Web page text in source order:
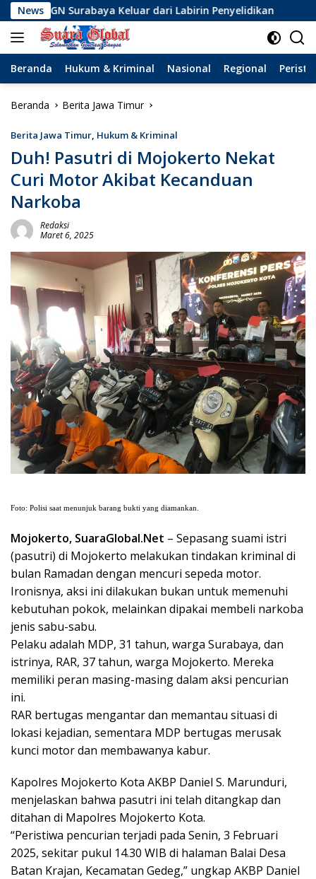
Langsung
ke
konten
News Keluar dari Labirin Penyelidikan Dinamika
Beranda Hukum & Kriminal Nasional Regional
Beranda Berita Jawa Timur
Berita Jawa Timur, Hukum & Kriminal
Duh! Pasutri di Mojokerto Nekat
Curi Motor Akibat Kecanduan
Narkoba
Redaksi
Maret 6, 2025
Foto: Polisi saat menunjuk barang bukti yang diamankan.
Mojokerto, SuaraGlobal.Net – Sepasang suami istri
(pasutri) di Mojokerto melakukan tindakan kriminal di
bulan Ramadan dengan mencuri sepeda motor.
Ironisnya, aksi ini dilakukan bukan untuk memenuhi
kebutuhan pokok, melainkan dipakai membeli narkoba
jenis sabu-sabu.
Pelaku adalah MDP, 31 tahun, warga Surabaya, dan
istrinya, RAR, 37 tahun, warga Mojokerto. Mereka
memiliki peran masing-masing dalam aksi pencurian
ini.
RAR bertugas mengantar dan memantau situasi di
lokasi kejadian, sementara MDP bertugas merusak
kunci motor dan membawanya kabur.
Kapolres Mojokerto Kota AKBP Daniel S. Marunduri,
menjelaskan bahwa pasutri ini telah ditangkap dan
ditahan di Mapolres Mojokerto Kota.
“Peristiwa pencurian terjadi pada Senin, 3 Februari
2025, sekitar pukul 14.30 WIB di halaman Balai Desa
Batan Krajan, Kecamatan Gedeg,” ungkap AKBP Daniel